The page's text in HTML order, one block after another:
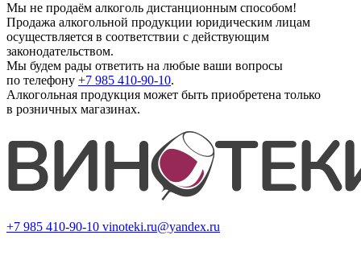
Мы не продаём алкоголь дистанционным способом!
Продажа алкогольной продукции юридическим лицам
осуществляется в соответствии с действующим
законодательством.
Мы будем рады ответить на любые ваши вопросы
по телефону +7 985 410-90-10.
Алкогольная продукция может быть приобретена только
в розничных магазинах.
+7 985 410-90-10 vinoteki.ru@yandex.ru